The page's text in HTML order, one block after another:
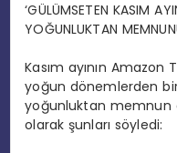
‘GÜLÜMSETEN KASIM
YOĞUNLUKTAN
Kasım ayının
yoğun dönemlerden
yoğunluktan memnun
olarak şunları söyledi: